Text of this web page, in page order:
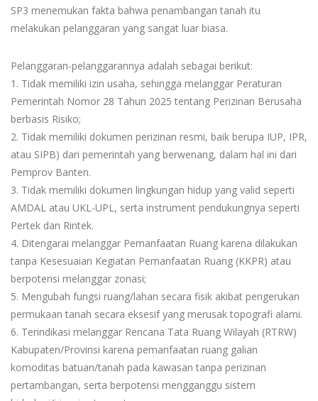
SP3 menemukan fakta bahwa penambangan tanah itu
melakukan pelanggaran yang sangat luar biasa.
Pelanggaran-pelanggarannya adalah sebagai berikut:
1. Tidak memiliki izin usaha, sehingga melanggar Peraturan
Pemerintah Nomor 28 Tahun 2025 tentang Perizinan Berusaha
berbasis Risiko;
2. Tidak memiliki dokumen perizinan resmi, baik berupa IUP, IPR,
atau SIPB) dari pemerintah yang berwenang, dalam hal ini dari
Pemprov Banten.
3. Tidak memiliki dokumen lingkungan hidup yang valid seperti
AMDAL atau UKL-UPL, serta instrument pendukungnya seperti
Pertek dan Rintek.
4. Ditengarai melanggar Pemanfaatan Ruang karena dilakukan
tanpa Kesesuaian Kegiatan Pemanfaatan Ruang (KKPR) atau
berpotensi melanggar zonasi;
5. Mengubah fungsi ruang/lahan secara fisik akibat pengerukan
permukaan tanah secara eksesif yang merusak topografi alami.
6. Terindikasi melanggar Rencana Tata Ruang Wilayah (RTRW)
Kabupaten/Provinsi karena pemanfaatan ruang galian
komoditas batuan/tanah pada kawasan tanpa perizinan
pertambangan, serta berpotensi mengganggu sistem